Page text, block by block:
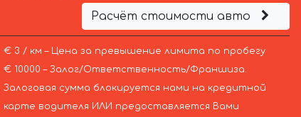
Расчёт стоимости авто
€ 3 / км – Цена за превышение лимита по пробегу
€ 10000 – Залог/Ответственность/Франшиза.
Залоговая сумма блокируется нами на кредитной
карте водителя ИЛИ предоставляется Вами